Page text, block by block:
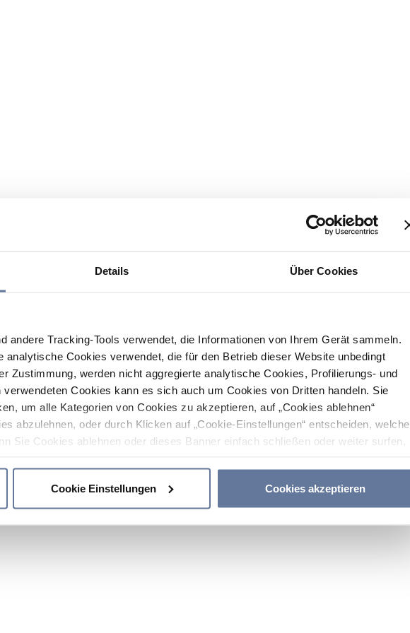
Details Über Cookies
andere Tracking-Tools verwendet, die Informationen von Ihrem Gerät sammeln.
analytische Cookies verwendet, die für den Betrieb dieser Website unbedingt
Zustimmung, werden nicht aggregierte analytische Cookies, Profilierungs- und
Cookies kann es sich auch um Cookies von Dritten handeln. Sie
um alle Kategorien von Cookies zu akzeptieren, auf „Cookies ablehnen“
abzulehnen, oder durch Klicken auf „Cookie-Einstellungen“ entscheiden, welche
Sie Cookies ablehnen oder dieses Banner einfach schließen oder weiter surfen,
Cookie Einstellungen Cookies akzeptieren